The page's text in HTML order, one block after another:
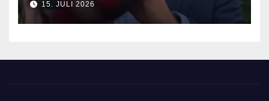
Zukunft übernehmen
15. JULI 2026